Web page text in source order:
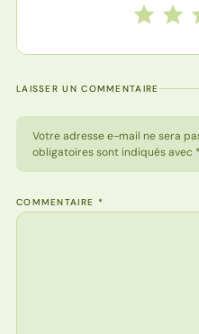
Notez2
1 étoile
LAISSER UN COMMENTAIRE
Votre adresse e-mail ne sera
obligatoires sont indiqués avec *
COMMENTAIRE *